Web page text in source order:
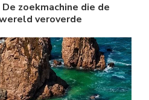
zoekmachine die de
veroverde